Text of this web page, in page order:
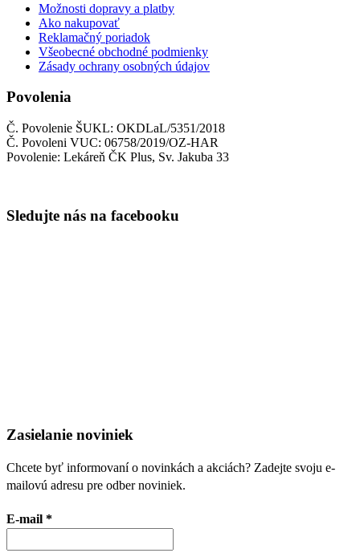
Možnosti dopravy a platby
Ako nakupovať
Reklamačný poriadok
Všeobecné obchodné podmienky
Zásady ochrany osobných údajov
Povolenia
Č. Povolenie ŠUKL: OKDLaL/5351/2018
Č. Povoleni VUC: 06758/2019/OZ-HAR
Povolenie: Lekáreň ČK Plus, Sv. Jakuba 33
Sledujte nás na facebooku
Zasielanie noviniek
Chcete byť informovaní o novinkách a akciách? Zadejte svoju e-
mailovú adresu pre odber noviniek.
E-mail *